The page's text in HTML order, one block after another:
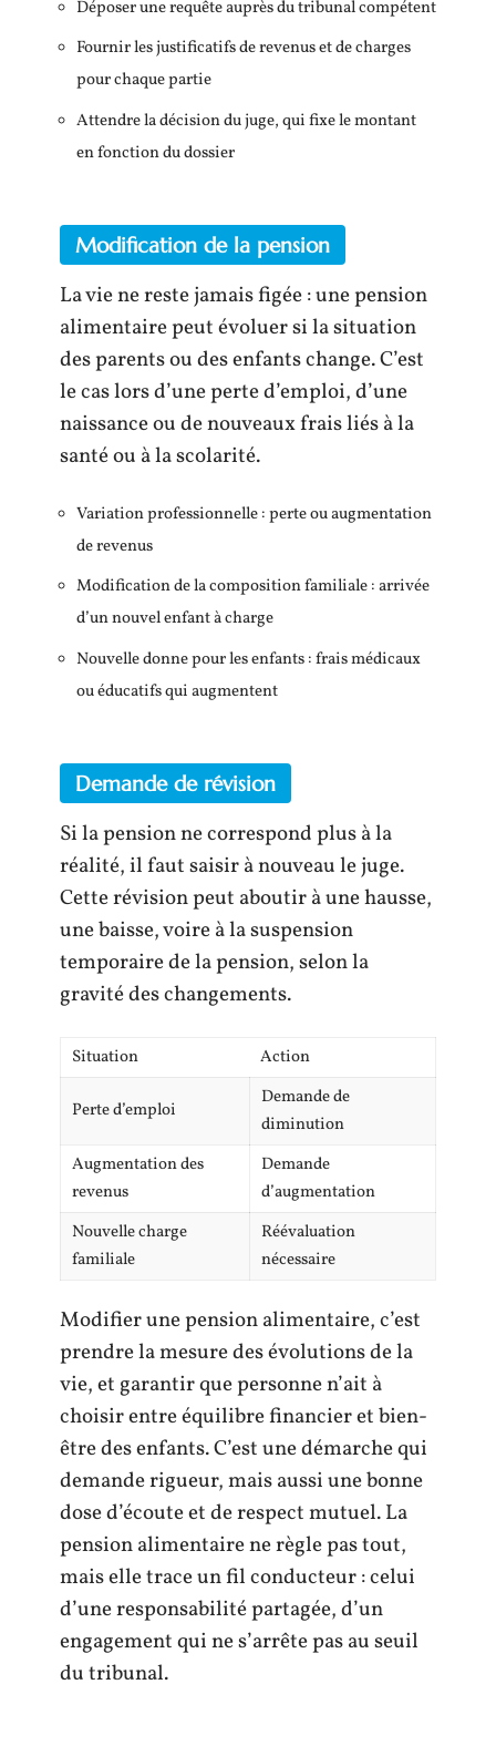
Déposer une requête auprès du tribunal compétent
Fournir les justificatifs de revenus et de charges
pour chaque partie
Attendre la décision du juge, qui fixe le montant
en fonction du dossier
Modification de la pension
La vie ne reste jamais figée : une pension
alimentaire peut évoluer si la situation
des parents ou des enfants change. C’est
le cas lors d’une perte d’emploi, d’une
naissance ou de nouveaux frais liés à la
santé ou à la scolarité.
Variation professionnelle : perte ou augmentation
de revenus
Modification de la composition familiale : arrivée
d’un nouvel enfant à charge
Nouvelle donne pour les enfants : frais médicaux
ou éducatifs qui augmentent
Demande de révision
Si la pension ne correspond plus à la
réalité, il faut saisir à nouveau le juge.
Cette révision peut aboutir à une hausse,
une baisse, voire à la suspension
temporaire de la pension, selon la
gravité des changements.
Situation Action
Perte d’emploi
Demande de
diminution
Augmentation des
revenus
Demande
d’augmentation
Nouvelle charge
familiale
Réévaluation
nécessaire
Modifier une pension alimentaire, c’est
prendre la mesure des évolutions de la
vie, et garantir que personne n’ait à
choisir entre équilibre financier et bien-
être des enfants. C’est une démarche qui
demande rigueur, mais aussi une bonne
dose d’écoute et de respect mutuel. La
pension alimentaire ne règle pas tout,
mais elle trace un fil conducteur : celui
d’une responsabilité partagée, d’un
engagement qui ne s’arrête pas au seuil
du tribunal.